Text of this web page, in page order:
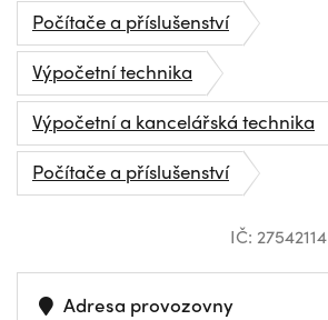
Počítače a příslušenství
Výpočetní technika
Výpočetní a kancelářská technika
Počítače a příslušenství
IČ: 27542114
Adresa provozovny